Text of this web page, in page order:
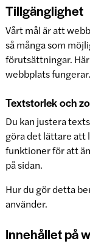
Tillgänglighet
Vårt mål är att
så många som
förutsättningar.
webbplats fungerar.
Textstorlek och
Du kan justera
göra det lättare att
funktioner för att
på sidan.
Hur du gör detta
använder.
Innehållet på